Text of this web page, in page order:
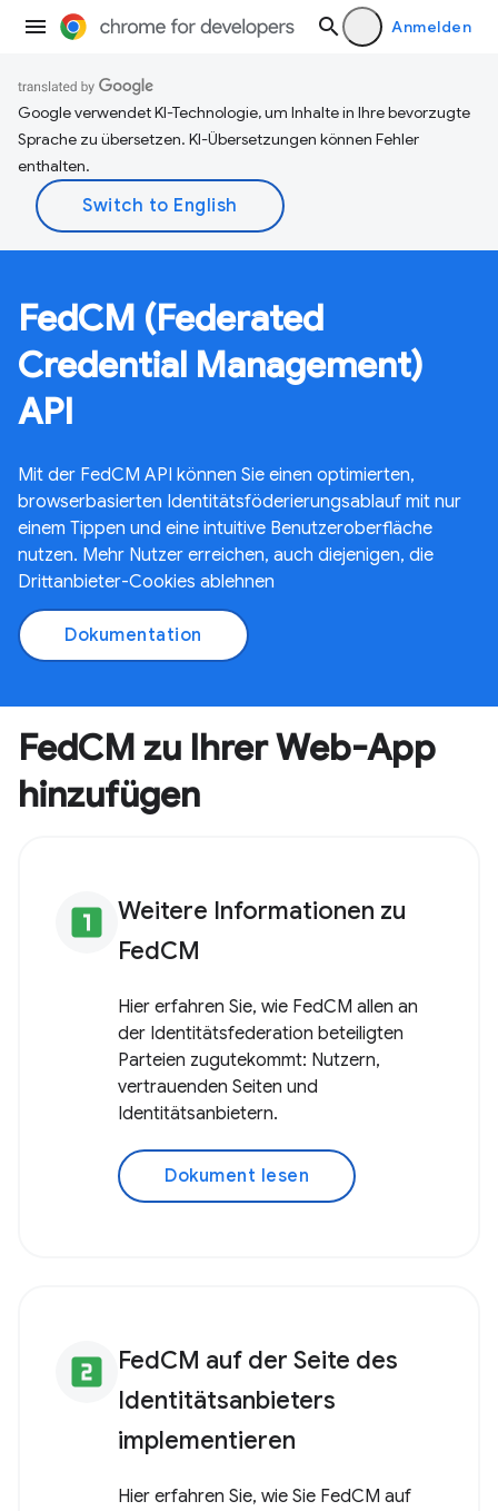
Anmelden
Google verwendet KI-Technologie, um Inhalte in Ihre bevorzugte
Sprache zu übersetzen. KI-Übersetzungen können Fehler
enthalten.
FedCM (Federated
Credential Management)
API
Mit der FedCM API können Sie einen optimierten,
browserbasierten Identitätsföderierungsablauf mit nur
einem Tippen und eine intuitive Benutzeroberfläche
nutzen. Mehr Nutzer erreichen, auch diejenigen, die
Drittanbieter-Cookies ablehnen
Dokumentation
FedCM zu Ihrer Web-App
hinzufügen
looks_one Weitere Informationen zu
FedCM
Hier erfahren Sie, wie FedCM allen an
der Identitätsfederation beteiligten
Parteien zugutekommt: Nutzern,
vertrauenden Seiten und
Identitätsanbietern.
Dokument lesen
looks_two FedCM auf der Seite des
Identitätsanbieters
implementieren
Hier erfahren Sie, wie Sie FedCM auf